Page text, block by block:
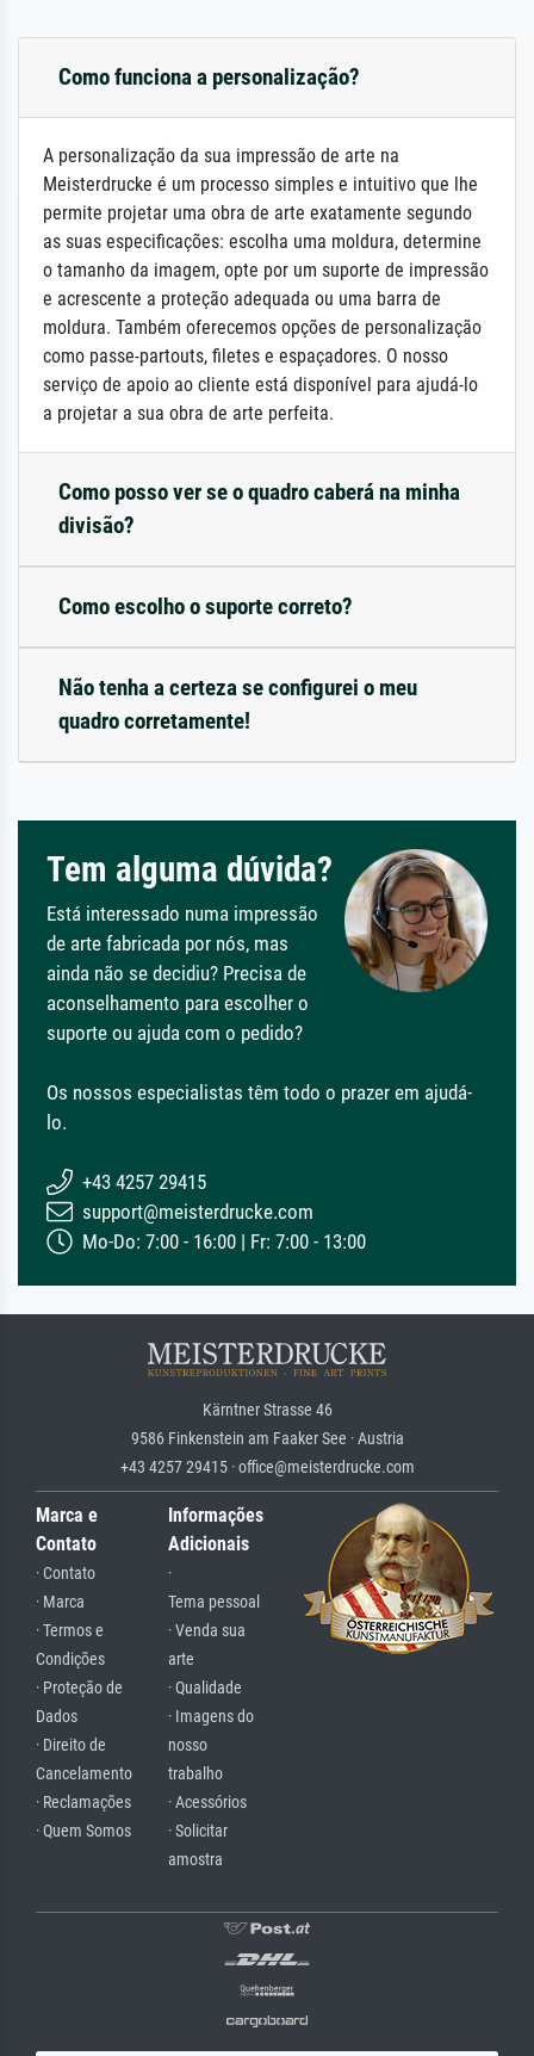
Como funciona a personalização?
A personalização da sua impressão de arte na
Meisterdrucke é um processo simples e intuitivo que lhe
permite projetar uma obra de arte exatamente segundo
as suas especificações: escolha uma moldura, determine
o tamanho da imagem, opte por um suporte de impressão
e acrescente a proteção adequada ou uma barra de
moldura. Também oferecemos opções de personalização
como passe-partouts, filetes e espaçadores. O nosso
serviço de apoio ao cliente está disponível para ajudá-lo
a projetar a sua obra de arte perfeita.
Como posso ver se o quadro caberá na minha
divisão?
Como escolho o suporte correto?
Não tenha a certeza se configurei o meu
quadro corretamente!
Tem alguma dúvida?
Está interessado numa impressão
de arte fabricada por nós, mas
ainda não se decidiu? Precisa de
aconselhamento para escolher o
suporte ou ajuda com o pedido?
Os nossos especialistas têm todo o prazer em ajudá-
lo.
+43 4257 29415
support@meisterdrucke.com
Mo-Do: 7:00 - 16:00 | Fr: 7:00 - 13:00
Kärntner Strasse 46
9586 Finkenstein am Faaker See · Austria
+43 4257 29415 · office@meisterdrucke.com
Marca e
Contato
· Contato
· Marca
· Termos e
Condições
· Proteção de
Dados
· Direito de
Cancelamento
· Reclamações
· Quem Somos
Informações
Adicionais
·
Tema pessoal
· Venda sua
arte
· Qualidade
· Imagens do
nosso
trabalho
· Acessórios
· Solicitar
amostra